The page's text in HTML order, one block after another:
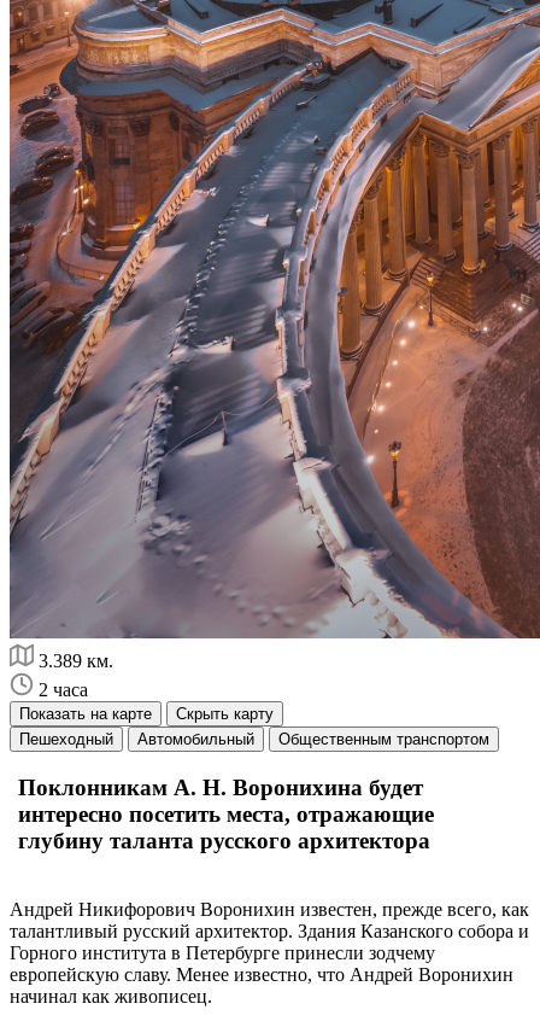
3.389 км.
2 часа
Показать на карте
Скрыть карту
Пешеходный
Автомобильный Общественным транспортом
Поклонникам А. Н. Воронихина будет
интересно посетить места, отражающие
глубину таланта русского архитектора
Андрей Никифорович Воронихин известен, прежде всего, как
талантливый русский архитектор. Здания Казанского собора и
Горного института в Петербурге принесли зодчему
европейскую славу. Менее известно, что Андрей Воронихин
начинал как живописец.